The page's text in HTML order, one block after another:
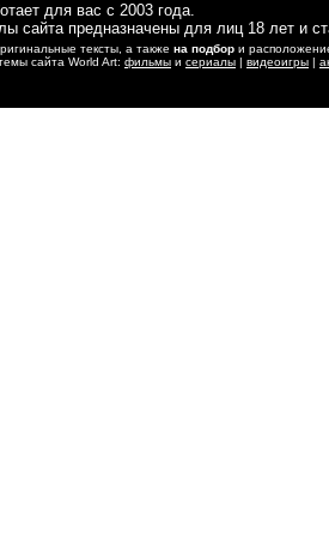
для вас с 2003 года.
сайта предназначены для лиц 18 лет и
тексты, а также на подбор и
сайта World Art: фильмы и сериалы | видеоигры |